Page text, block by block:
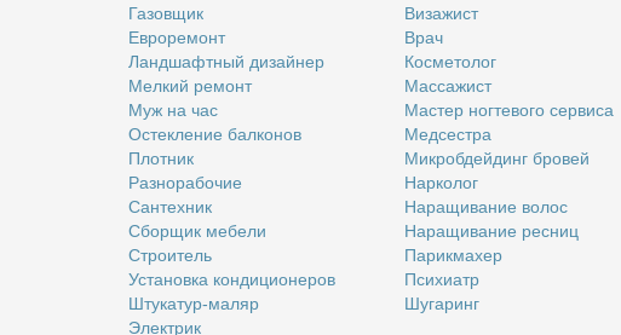
Га­зов­щик
Ев­ро­ре­монт
Ланд­шафт­ный ди­зай­нер
Мел­кий ре­монт
Муж на час
Остек­ле­ние бал­ко­нов
Плот­ник
Раз­но­ра­бо­чие
Сан­тех­ник
Сбор­щик ме­бе­ли
Стро­и­тель
Уста­нов­ка кон­ди­ци­о­не­ров
Шту­ка­тур-ма­ляр
Элек­трик
Ви­за­жист
Врач
Кос­ме­то­лог
Мас­са­жист
Ма­стер ног­те­во­го сер­ви­са
Мед­сест­ра
Мик­роб­дей­динг бро­вей
Нар­ко­лог
На­ра­щи­ва­ние во­лос
На­ра­щи­ва­ние рес­ниц
Па­рик­махер
Пси­хи­атр
Шу­га­ринг